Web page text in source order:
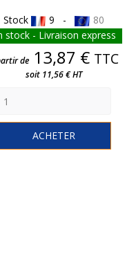
Stock 9 -
80
stock - Livraison express
Prix
de 13,87 € TTC
soit 11,56 € HT
ACHETER